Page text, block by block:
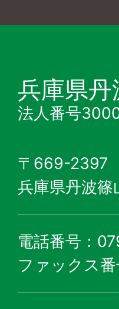
兵庫県
法人番号
〒669-2397
兵庫県丹波篠
電話番号：
ファックス